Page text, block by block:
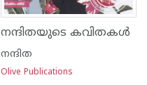
നന്ദിതയുടെ കവിതകള്‍
നന്ദിത
Olive Publications